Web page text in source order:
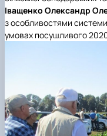
Іващенко Олександр
з особливостями системи
умовах посушливого